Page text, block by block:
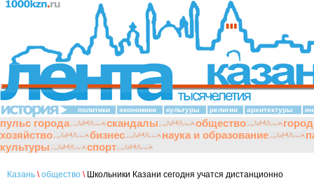
политики экономики культуры религии архитектуры
пульс города скандалы общество
хозяйство
бизнес наука и образование
культуры
спорт
Казань \ общество \Школьники Казани сегодня учатся дистанционно